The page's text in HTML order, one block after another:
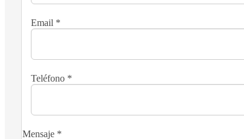
Email *
Teléfono *
Mensaje *